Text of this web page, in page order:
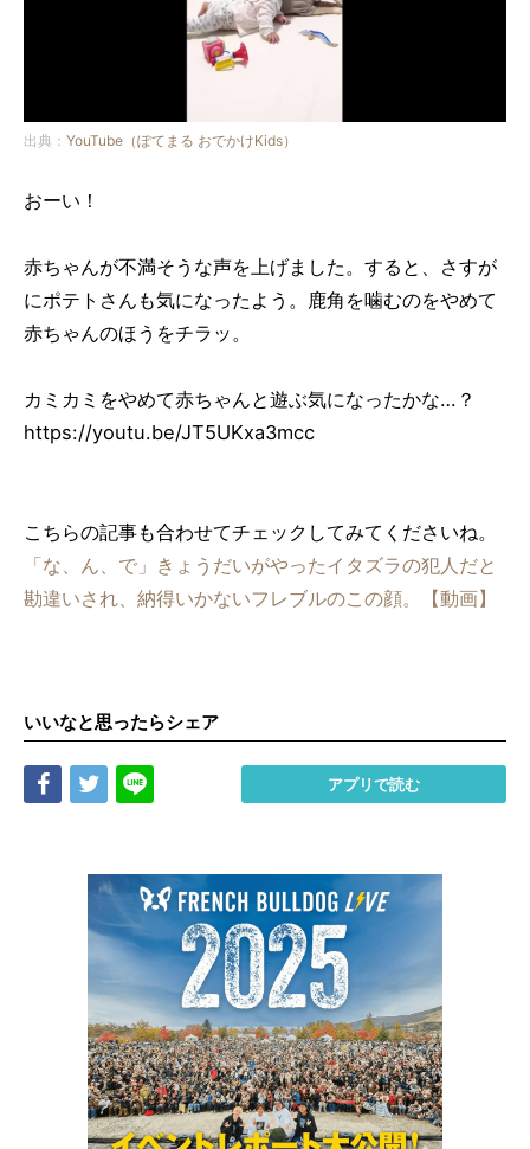
出典： YouTube（ぽてまる おでかけKids）
おーい！
赤ちゃんが不満そうな声を上げました。すると、さすが
にポテトさんも気になったよう。鹿角を噛むのをやめて
赤ちゃんのほうをチラッ。
カミカミをやめて赤ちゃんと遊ぶ気になったかな…？
https://youtu.be/JT5UKxa3mcc
こちらの記事も合わせてチェックしてみてくださいね。
「な、ん、で」きょうだいがやったイタズラの犯人だと
勘違いされ、納得いかないフレブルのこの顔。【動画】
いいなと思ったらシェア
Share Tweet アプリで読む